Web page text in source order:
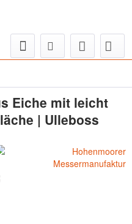
Eiche mit leicht
| Ulleboss